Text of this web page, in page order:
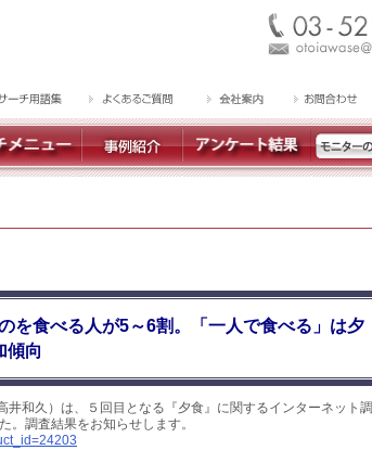
を食べる人が5～6割。「一人で食べる」は夕
傾向
和久）は、５回目となる『夕食』に関するインターネット調
調査結果をお知らせします。